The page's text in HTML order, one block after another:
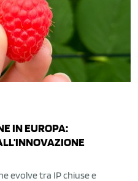
IN EUROPA:
evolve tra IP chiuse e